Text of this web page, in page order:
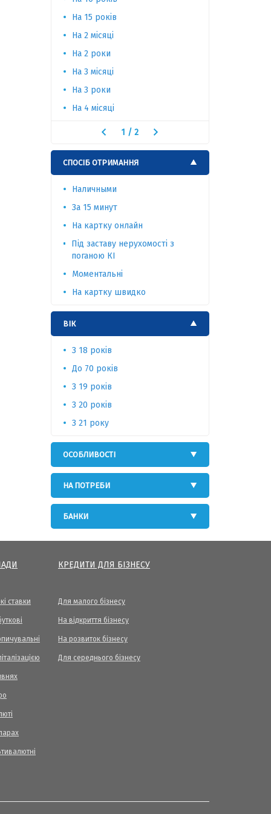
На 15 років
На 2 місяці
На 2 роки
На 3 місяці
На 3 роки
На 4 місяці
1 /2
СПОСІБ ОТРИМАННЯ
Наличными
За 15 минут
На картку онлайн
Під заставу нерухомості з
поганою КІ
Моментальні
На картку швидко
ВІК
З 18 років
До 70 років
З 19 років
З 20 років
З 21 року
ОСОБЛИВОСТІ
НА ПОТРЕБИ
БАНКИ
ставки
КРЕДИТИ ДЛЯ БІЗНЕСУ
Для малого бізнесу
На відкриття бізнесу
На розвиток бізнесу
Для середнього бізнесу